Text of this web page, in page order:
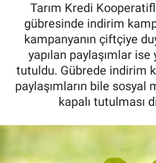
Tarım Kredi
gübresinde indirim
kampanyanın çiftçiye
yapılan paylaşımlar ise
tutuldu. Gübrede indirim
paylaşımların bile sosyal
kapalı tutulması
Pankobirlik
Et fiyatları
Tarım Bilgisi
Yetiştirici Soruyor